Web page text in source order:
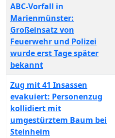
ABC-Vorfall in
Marienmünster:
Großeinsatz von
Feuerwehr und Polizei
wurde erst Tage später
bekannt
Zug mit 41 Insassen
evakuiert: Personenzug
kollidiert mit
umgestürztem Baum bei
Steinheim